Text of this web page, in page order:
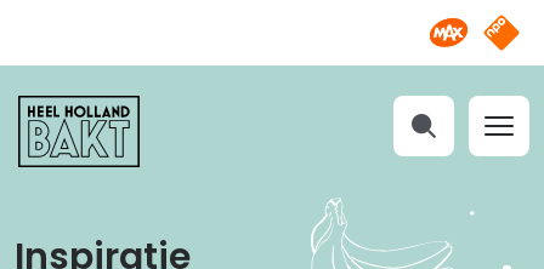
Omroep
NPO
Heel
Holland
Bakt
Inspiratie